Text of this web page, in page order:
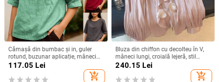
Cămașă din bumbac și in, guler
rotund, buzunar aplicație, mâneci
3/4, stil pulover
117.05 Lei
add_shopping_cart
Bluza din chiffon cu decolteu în V,
mâneci lungi, croială lejeră, stil
elegant
240.15 Lei
add_shopping_cart